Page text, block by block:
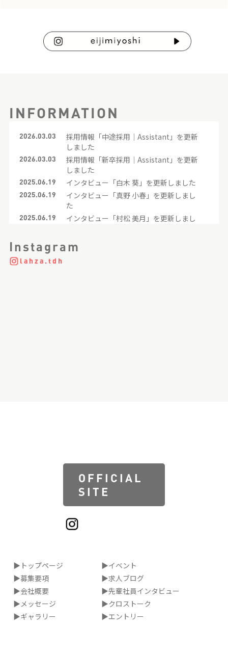
INFORMATION
2026.03.03
採用情報「中途採用｜Assistant」を更新
しました
2026.03.03
採用情報「新卒採用｜Assistant」を更新
しました
2025.06.19 インタビュー「白木 葵」を更新しました
2025.06.19
インタビュー「真野 小春」を更新しまし
た
2025.06.19
インタビュー「村松 美月」を更新しまし
た
2025.06.19
Instagram
lahza.tdh
OFFICIAL
SITE
▶トップページ
▶募集要項
▶会社概要
▶メッセージ
▶ギャラリー
▶イベント
▶求人ブログ
▶先輩社員インタビュー
▶クロストーク
▶エントリー